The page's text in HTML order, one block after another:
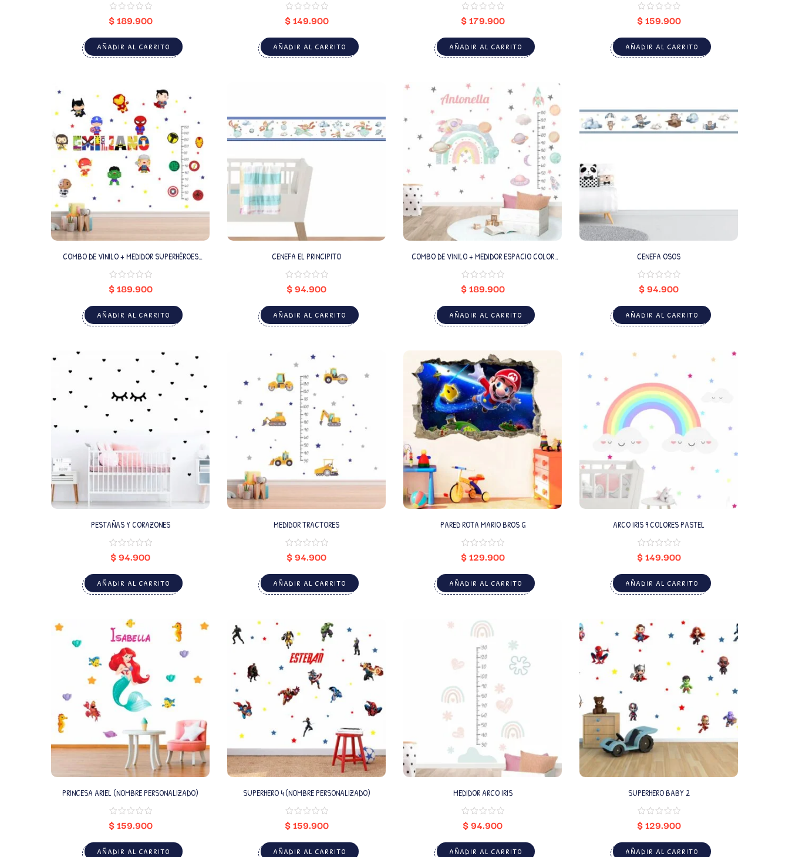
$189.900
AÑADIR AL CARRITO
$149.900
AÑADIR AL CARRITO
$179.900
AÑADIR AL CARRITO
$159.900
AÑADIR AL CARRITO
COMBO DE VINILO + MEDIDOR SUPERHÉROES
$189.900
AÑADIR AL CARRITO
CENEFA EL PRINCIPITO
$94.900
AÑADIR AL CARRITO
COMBO DE VINILO + MEDIDOR ESPACIO COLOR
$189.900
AÑADIR AL CARRITO
CENEFA OSOS
$94.900
AÑADIR AL CARRITO
PESTAÑAS Y CORAZONES
$94.900
AÑADIR AL CARRITO
MEDIDOR TRACTORES
$94.900
AÑADIR AL CARRITO
PARED ROTA MARIO BROS G
$129.900
AÑADIR AL CARRITO
ARCO IRIS 9 COLORES PASTEL
$149.900
AÑADIR AL CARRITO
PRINCESA ARIEL (NOMBRE PERSONALIZADO)
$159.900
AÑADIR AL CARRITO
SUPERHERO 4 (NOMBRE PERSONALIZADO)
$159.900
AÑADIR AL CARRITO
MEDIDOR ARCO IRIS
$94.900
AÑADIR AL CARRITO
SUPERHERO BABY 2
$129.900
AÑADIR AL CARRITO